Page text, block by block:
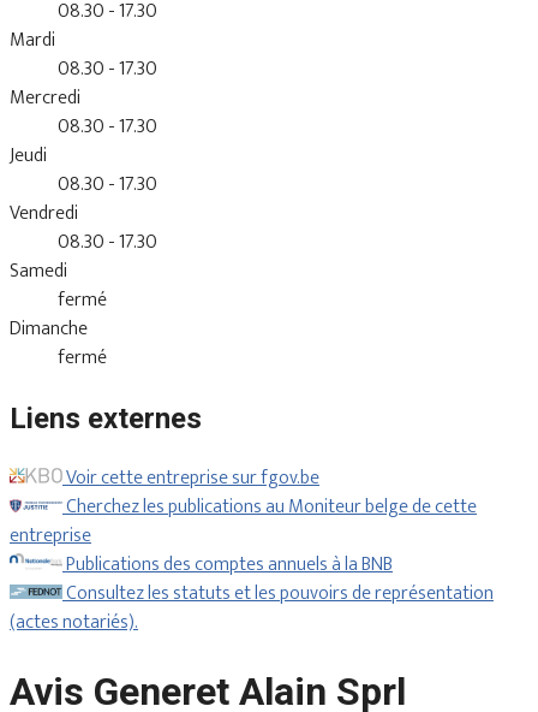
08.30 - 17.30
Mardi
08.30 - 17.30
Mercredi
08.30 - 17.30
Jeudi
08.30 - 17.30
Vendredi
08.30 - 17.30
Samedi
fermé
Dimanche
fermé
Liens externes
Voir cette entreprise sur fgov.be
Cherchez les publications au Moniteur belge de cette
entreprise
Publications des comptes annuels à la BNB
Consultez les statuts et les pouvoirs de représentation
(actes notariés).
Avis Generet Alain Sprl